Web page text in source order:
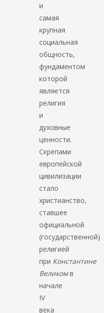
и
самая
крупная
социальная
общность,
фундаментом
которой
является
религия
и
духовные
ценности.
Скрепами
европейской
цивилизации
стало
христианство,
ставшее
официальной
(государственной)
религией
при Константине
Великомв
начале
IV
века